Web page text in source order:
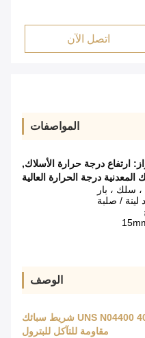
اتصل الآن
المواصفات
ارتفاع درجة حرارة الأسلاك,
المعدنية درجة الحرارة العالية
سلك ، بار
/ صلبة
الوصف
سبائك عالية الحرارة ، مونيل 400 UNS N04400 شريط سبائك
مقاومة للتآكل للبترول